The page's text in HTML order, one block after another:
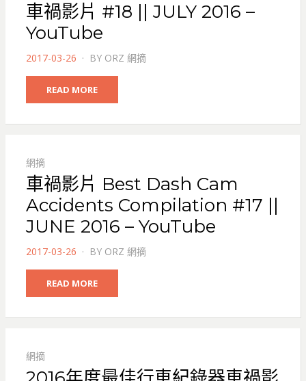
車禍影片 #18 || JULY 2016 –
YouTube
POSTED
2017-03-26 BY ORZ 網摘
READ MORE
網摘
車禍影片 Best Dash Cam
Accidents Compilation #17 ||
JUNE 2016 – YouTube
POSTED
2017-03-26 BY ORZ 網摘
READ MORE
網摘